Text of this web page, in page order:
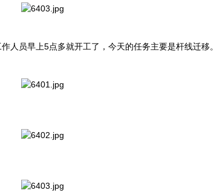
人员早上5点多就开工了，今天的任务主要是杆线迁移。